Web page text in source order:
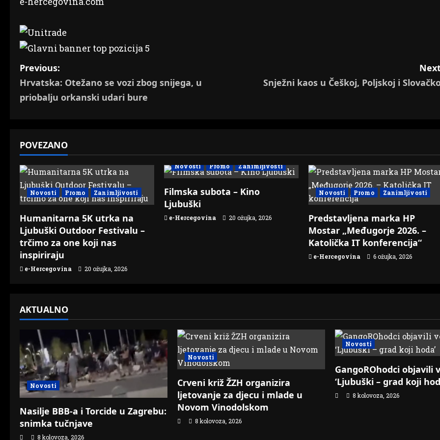
P
o
n
a
v
i
g
a
t
o
n
Previous:
Hrvatska: Otežano se vozi zbog snijega, u
priobalju orkanski udari bure
Snježni kaos u Češkoj, Poljskoj i
POVEZANO
Novosti Promo Zanimljivosti
Humanitarna 5K utrka na
Ljubuški Outdoor Festivalu –
trčimo za one koji nas
inspiriraju
e-Hercegovina 20 ožujka, 2026
Novosti Promo Zanimljivosti
Filmska subota – Kino
Ljubuški
e-Hercegovina 20 ožujka, 2026
Novosti Promo Zanimljivosti
Predstavljena marka HP
Mostar „Međugorje 2026. –
Katolička IT konferencija“
e-Hercegovina 6 ožujka, 2026
AKTUALNO
Novosti
Nasilje BBB-a i Torcide u Zagrebu:
snimka tučnjave
8 kolovoza, 2026
Novosti
Crveni križ ŽZH organizira
ljetovanje za djecu i mlade u
Novom Vinodolskom
8 kolovoza, 2026
Novosti
GangoROhodci objavili
‘Ljubuški – grad koji
8 kolovoza, 2026